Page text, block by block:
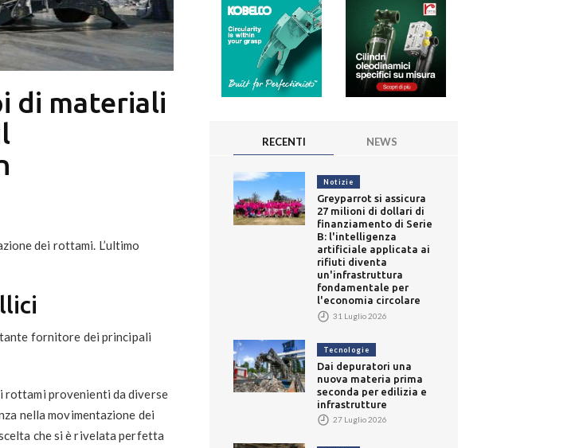
di materiali
dei rottami. L’ultimo
fornitore dei principali
rottami provenienti da diverse
nella movimentazione dei
che si è rivelata perfetta
RECENTI NEWS
Notizie
Greyparrot si assicura
27 milioni di dollari di
finanziamento di Serie
B: l'intelligenza
artificiale applicata ai
rifiuti diventa
un'infrastruttura
fondamentale per
l'economia circolare
31 Luglio 2026
Tecnologie
Dai depuratori una
nuova materia prima
seconda per edilizia e
infrastrutture
27 Luglio 2026